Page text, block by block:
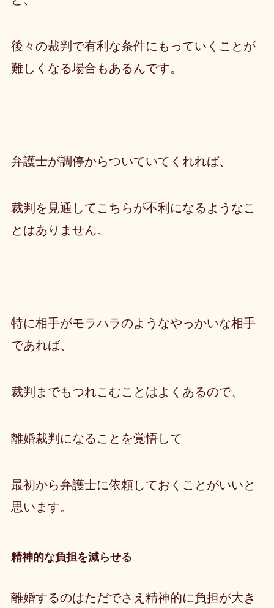
後々の裁判で有利な条件にもっていくことが
難しくなる場合もあるんです。
弁護士が調停からついていてくれれば、
裁判を見通してこちらが不利になるようなこ
とはありません。
特に相手がモラハラのようなやっかいな相手
であれば、
裁判までもつれこむことはよくあるので、
離婚裁判になることを覚悟して
最初から弁護士に依頼しておくことがいいと
思います。
精神的な負担を減らせる
離婚するのはただでさえ精神的に負担が大き